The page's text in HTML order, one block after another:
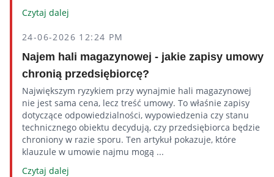
Czytaj dalej
24-06-2026 12:24 PM
Najem hali magazynowej - jakie zapisy umowy
chronią przedsiębiorcę?
Największym ryzykiem przy wynajmie hali magazynowej
nie jest sama cena, lecz treść umowy. To właśnie zapisy
dotyczące odpowiedzialności, wypowiedzenia czy stanu
technicznego obiektu decydują, czy przedsiębiorca będzie
chroniony w razie sporu. Ten artykuł pokazuje, które
klauzule w umowie najmu mogą ...
Czytaj dalej